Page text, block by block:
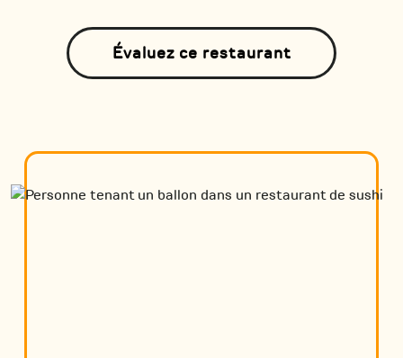
Évaluez ce restaurant